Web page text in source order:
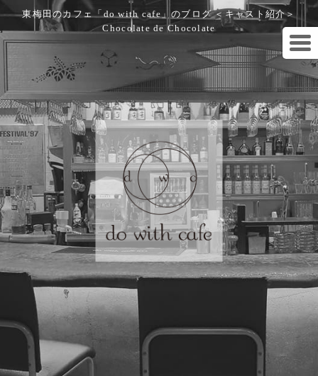
東梅田のカフェ「do with cafe」のブログ ＜キャスト紹介＞
Chocolate de Chocolate